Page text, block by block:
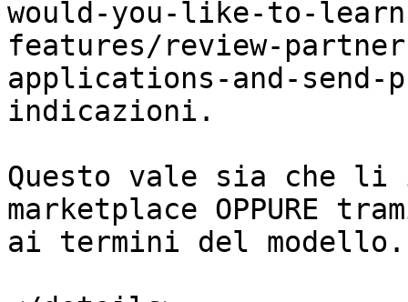
would-you-like-to-
features/review-
applications-and-send-
indicazioni.
Questo vale sia che
marketplace OPPURE
ai termini del modello.